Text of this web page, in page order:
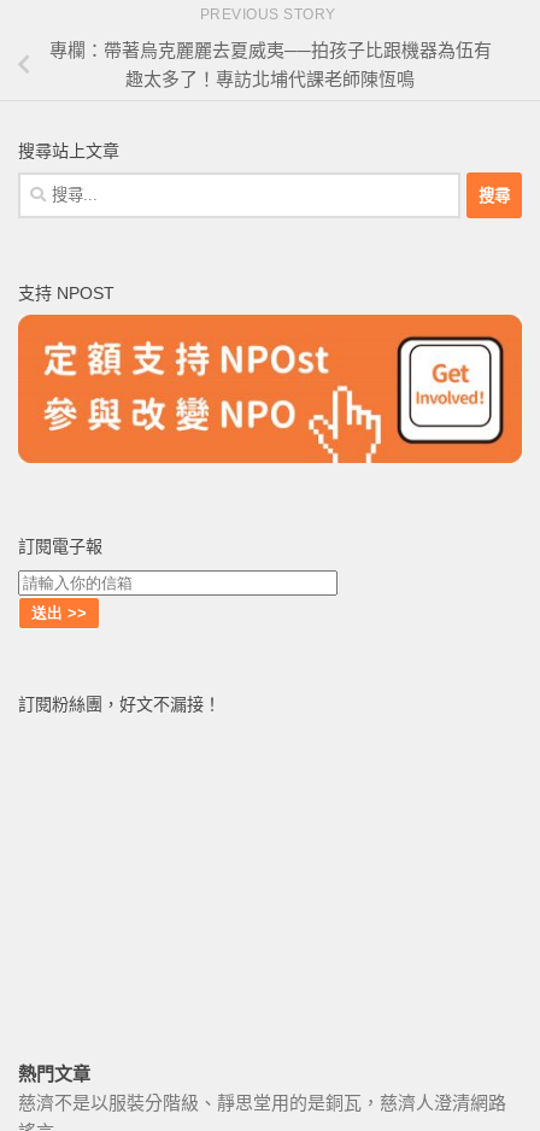
PREVIOUS STORY
專欄：帶著烏克麗麗去夏威夷──拍孩子比跟機器為伍有
趣太多了！專訪北埔代課老師陳恆鳴
搜尋站上文章
搜
尋
字:
支持 NPOST
訂閱電子報
訂閱粉絲團，好文不漏接！
熱門文章
慈濟不是以服裝分階級、靜思堂用的是銅瓦，慈濟人澄清網路